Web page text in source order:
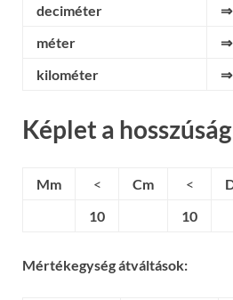
deciméter
⇒
méter
⇒
kilométer
⇒
Képlet a
Mm < Cm <
10
10
Mértékegység átváltások: